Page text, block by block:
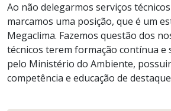
Ao não delegarmos serviços
marcamos uma posição, que é um
Megaclima. Fazemos questão dos
técnicos terem formação contínua e
pelo Ministério do Ambiente,
competência e educação de